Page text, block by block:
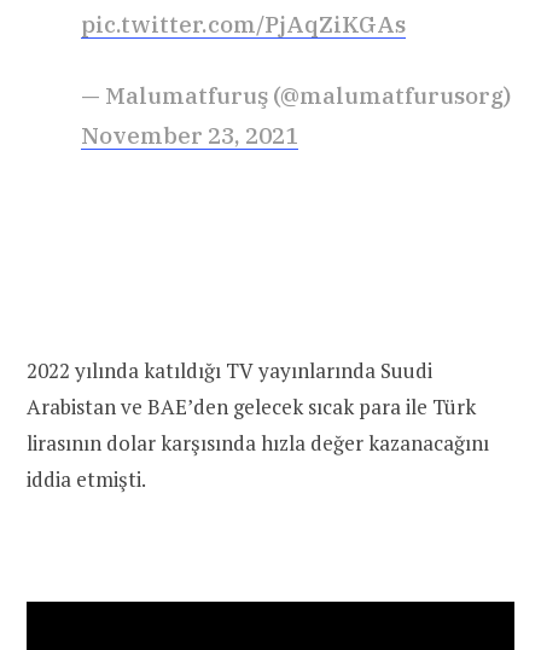
pic.twitter.com/PjAqZiKGAs
— Malumatfuruş (@malumatfurusorg)
November 23, 2021
2022 yılında katıldığı TV yayınlarında Suudi
Arabistan ve BAE’den gelecek sıcak para ile Türk
lirasının dolar karşısında hızla değer kazanacağını
iddia etmişti.